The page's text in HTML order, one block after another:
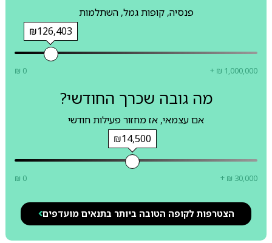
פנסיה, קופות גמל, השתלמות
₪126,403
₪ 0 + ₪ 1,000,000
מה גובה שכרך החודשי?
אם עצמאי, אז מחזור פעילות חודשי
₪14,500
₪ 0 + ₪ 30,000
הצטרפות לקופה הטובה ביותר בתנאים מועדפים